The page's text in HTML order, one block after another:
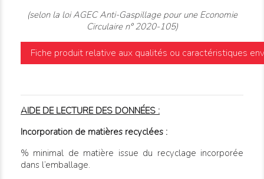
(selon la loi AGEC Anti-Gaspillage pour une Economie
Circulaire n° 2020-105)
Fiche produit relative aux qualités ou caractéristiques
AIDE DE LECTURE DES DONNÉES :
Incorporation de matières recyclées :
% minimal de matière issue du recyclage incorporée
dans l’emballage.